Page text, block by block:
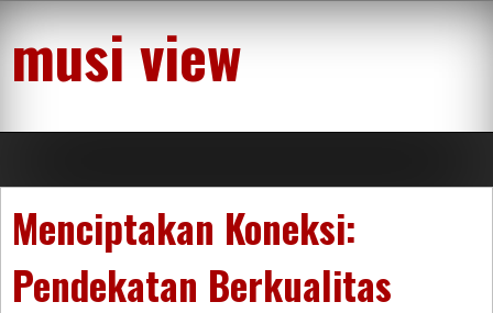
content
musi view
Menciptakan Koneksi:
Pendekatan Berkualitas